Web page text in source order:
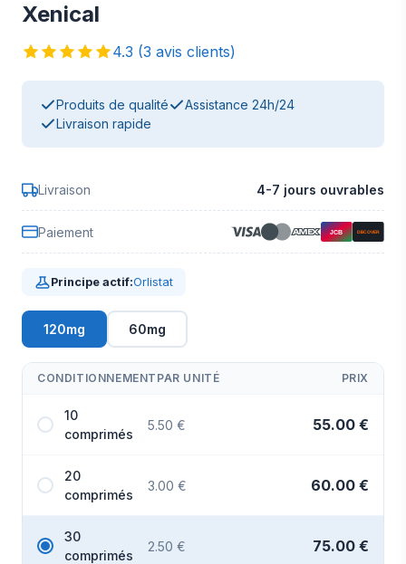
Xenical
4.3 (3 avis clients)
Produits de qualité
Assistance 24h/24
Livraison rapide
Livraison 4-7 jours ouvrables
Paiement
Principe actif:Orlistat
120mg 60mg
CONDITIONNEMENT PAR UNITÉ PRIX
10
comprimés
5.50 € 55.00 €
20
comprimés
3.00 € 60.00 €
30
comprimés
2.50 € 75.00 €